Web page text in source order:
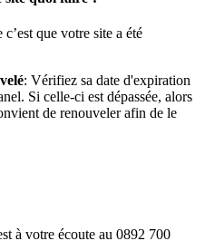
que votre site a été
: Vérifiez sa date d'expiration
Si celle-ci est dépassée, alors
de renouveler afin de le
à votre écoute au 0892 700